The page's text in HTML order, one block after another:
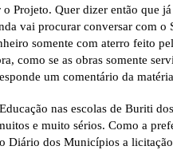
Projeto. Quer dizer então que já
vai procurar conversar com o
somente com aterro feito
como se as obras somente
um comentário da
nas escolas de Buriti
e muito sérios. Como a
Diário dos Municípios a